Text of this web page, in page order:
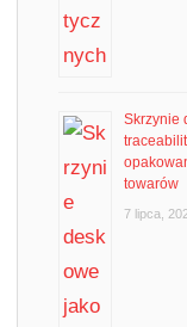
Skrzynie
towarów
7 lipca,